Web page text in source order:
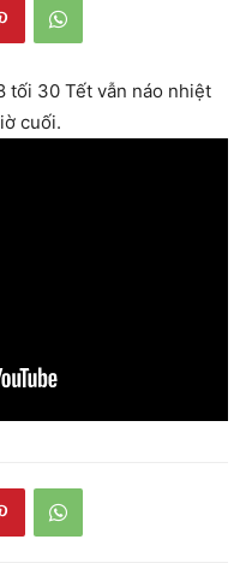
tối 30 Tết vẫn náo nhiệt
cuối.